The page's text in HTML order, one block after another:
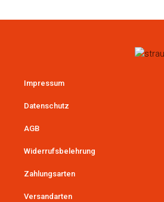
Impressum
Datenschutz
AGB
Widerrufsbelehrung
Zahlungsarten
Versandarten